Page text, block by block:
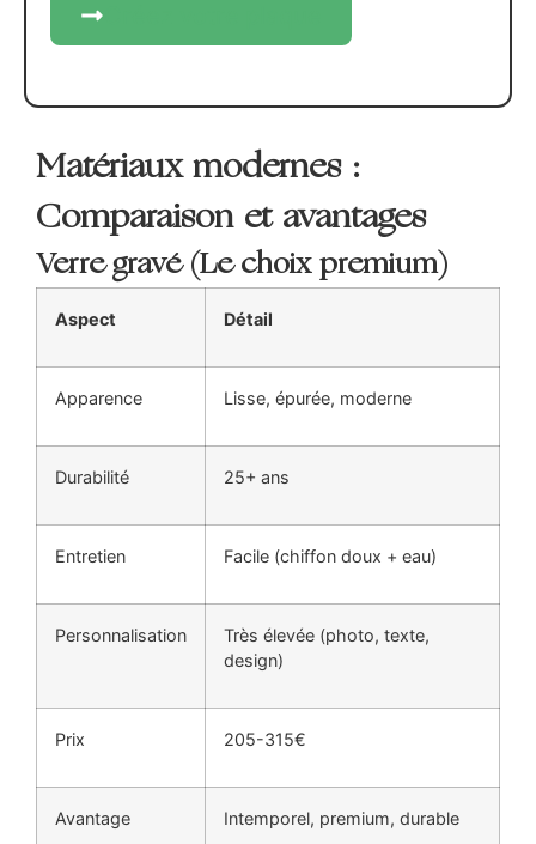
Matériaux modernes :
Comparaison et avantages
Verre gravé (Le choix premium)
Aspect Détail
Apparence Lisse, épurée, moderne
Durabilité 25+ ans
Entretien Facile (chiffon doux + eau)
Personnalisation
Très élevée (photo, texte,
design)
Prix 205-315€
Avantage Intemporel, premium, durable